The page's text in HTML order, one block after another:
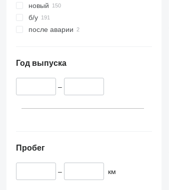
новый
б/у
после аварии
Год выпуска
–
Пробег
– км